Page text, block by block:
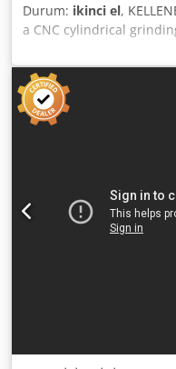
Durum: ikinci el,
a CNC cylindrical
precision, maximum
Specifications: centre
mm, Z-axis travel 1650
150 kg; grinding wheels
Ø400×63 mm (bore 127
rpm; permissible load
kW, workhead motor 2
traverse 15 m/min;
tailstock with fine
collet chuck. Achieves